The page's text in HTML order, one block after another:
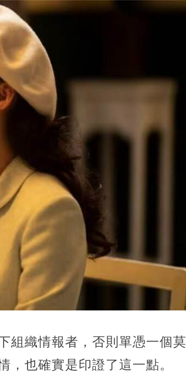
組織情報者，否則單憑一個莫
也確實是印證了這一點。